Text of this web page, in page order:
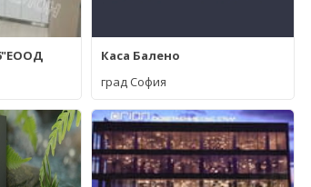
Каса Балено
град София